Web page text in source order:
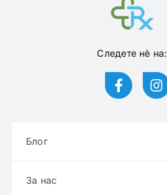
Следете нѐ на:
Блог
За нас